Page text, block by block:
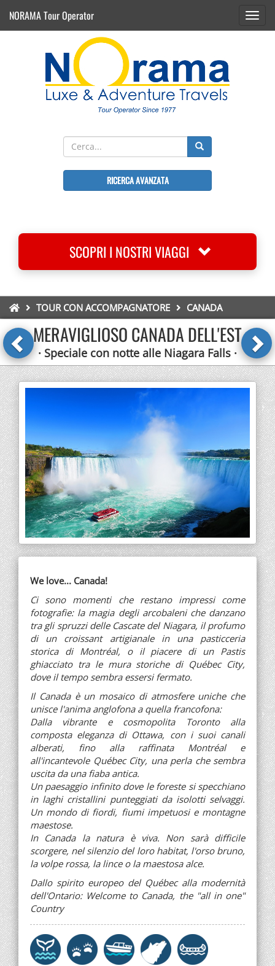
NORAMA Tour Operator
RICERCA AVANZATA
SCOPRI I NOSTRI VIAGGI
TOUR CON ACCOMPAGNATORE CANADA
MERAVIGLIOSO CANADA DELL'EST
· Speciale con notte alle Niagara Falls ·
We love... Canada!
Ci sono momenti che restano impressi come
fotografie: la magia degli arcobaleni che danzano
tra gli spruzzi delle Cascate del Niagara, il profumo
di un croissant artigianale in una pasticceria
storica di Montréal, o il piacere di un Pastis
ghiacciato tra le mura storiche di Québec City,
dove il tempo sembra essersi fermato.
Il Canada è un mosaico di atmosfere uniche che
unisce l'anima anglofona a quella francofona:
Dalla vibrante e cosmopolita Toronto alla
composta eleganza di Ottawa, con i suoi canali
alberati, fino alla raffinata Montréal e
all'incantevole Québec City, una perla che sembra
uscita da una fiaba antica.
Un paesaggio infinito dove le foreste si specchiano
in laghi cristallini punteggiati da isolotti selvaggi.
Un mondo di fiordi, fiumi impetuosi e montagne
maestose.
In Canada la natura è viva. Non sarà difficile
scorgere, nel silenzio del loro habitat, l'orso bruno,
la volpe rossa, la lince o la maestosa alce.
Dallo spirito europeo del Québec alla modernità
dell'Ontario: Welcome to Canada, the "all in one"
Country